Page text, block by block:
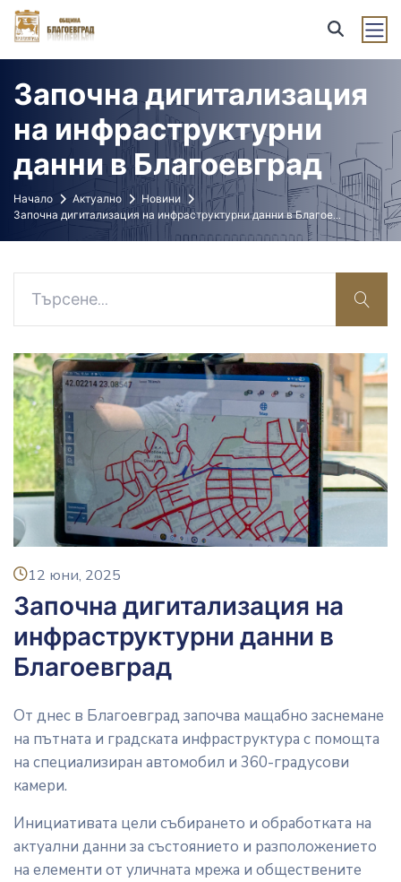
Започна дигитализация
на инфраструктурни
данни в Благоевград
Начало Актуално
Новини
Започна дигитализация на инфраструктурни данни в Благое...
icon
12 юни, 2025
Започна дигитализация на
инфраструктурни данни в
Благоевград
От днес в Благоевград започва мащабно заснемане
на пътната и градската инфраструктура с помощта
на специализиран автомобил и 360-градусови
камери.
Инициативата цели събирането и обработката на
актуални данни за състоянието и разположението
на елементи от уличната мрежа и обществените